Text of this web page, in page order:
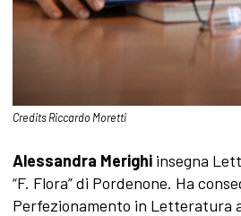
Credits Riccardo Moretti
Alessandra Merighi insegna
“F. Flora” di Pordenone. Ha
Perfezionamento in Letteratura